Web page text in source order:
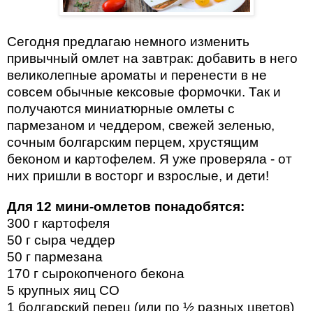
Сегодня предлагаю немного изменить
привычный омлет на завтрак: добавить в него
великолепные ароматы и перенести в не
совсем обычные кексовые формочки. Так и
получаются миниатюрные омлеты с
пармезаном и чеддером, свежей зеленью,
сочным болгарским перцем, хрустящим
беконом и картофелем. Я уже проверяла - от
них пришли в восторг и взрослые, и дети!
Для 12 мини-омлетов понадобятся:
300 г картофеля
50 г сыра чеддер
50 г пармезана
170 г сырокопченого бекона
5 крупных яиц СО
1 болгарский перец (или по ½ разных цветов)